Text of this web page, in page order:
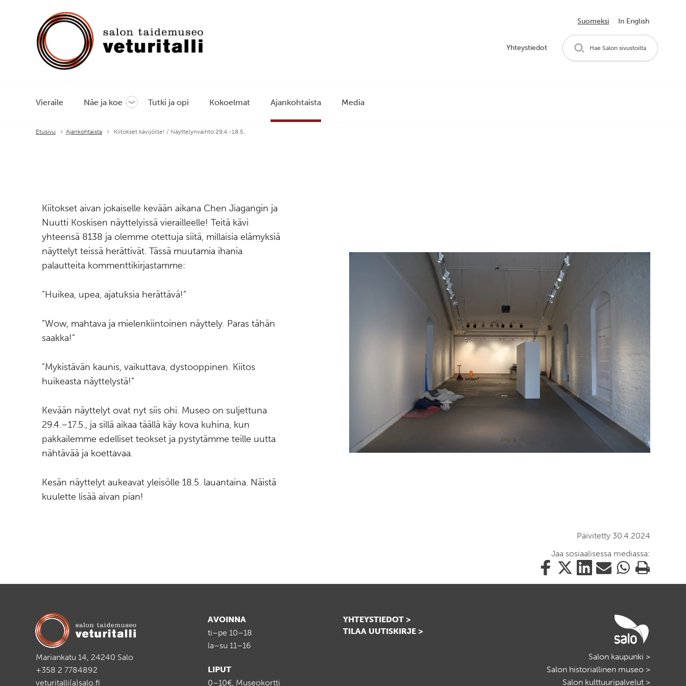
Suomeksi In English
Yhteystiedot Hae Salon sivustoilta
Vieraile Näe ja koe Avaa
sulje
Tutki ja opi Kokoelmat Ajankohtaista Media
Etusivu Ajankohtaista Kiitokset kävijöille! / Näyttelynvaihto 29.4.-18.5.
Kiitokset aivan jokaiselle kevään aikana Chen Jiagangin ja
Nuutti Koskisen näyttelyissä vierailleelle! Teitä kävi
yhteensä 8138 ja olemme otettuja siitä, millaisia elämyksiä
näyttelyt teissä herättivät. Tässä muutamia ihania
palautteita kommenttikirjastamme:
”Huikea, upea, ajatuksia herättävä!”
”Wow, mahtava ja mielenkiintoinen näyttely. Paras tähän
saakka!”
”Mykistävän kaunis, vaikuttava, dystooppinen. Kiitos
huikeasta näyttelystä!”
Kevään näyttelyt ovat nyt siis ohi. Museo on suljettuna
29.4.–17.5., ja sillä aikaa täällä käy kova kuhina, kun
pakkailemme edelliset teokset ja pystytämme teille uutta
nähtävää ja koettavaa.
Kesän näyttelyt aukeavat yleisölle 18.5. lauantaina. Näistä
kuulette lisää aivan pian!
Päivitetty 30.4.2024
Jaa sosiaalisessa mediassa:
Jaa
tämä
Jaa
Jaa
tämä
Jaa
Jaa
Tulosta
Mariankatu 14, 24240 Salo
+358 2 7784892
veturitalli(a)salo.fi
AVOINNA
ti–pe 10–18
la–su 11–16
LIPUT
0–10€, Museokortti
YHTEYSTIEDOT >
TILAA UUTISKIRJE >
Salon kaupunki >
Salon historiallinen museo >
Salon kulttuuripalvelut >